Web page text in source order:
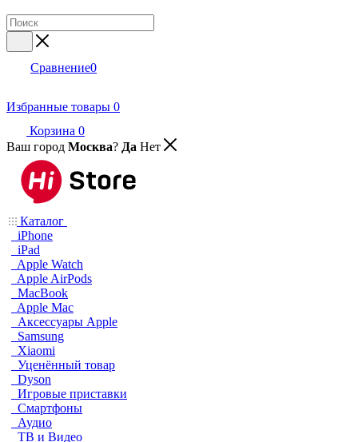
Сравнение0
Избранные товары 0
Корзина 0
Ваш город Москва? Да Нет
Каталог
iPhone
iPad
Apple Watch
Apple AirPods
MacBook
Apple Mac
Аксессуары Apple
Samsung
Xiaomi
Уценённый товар
Dyson
Игровые приставки
Смартфоны
Аудио
ТВ и Видео